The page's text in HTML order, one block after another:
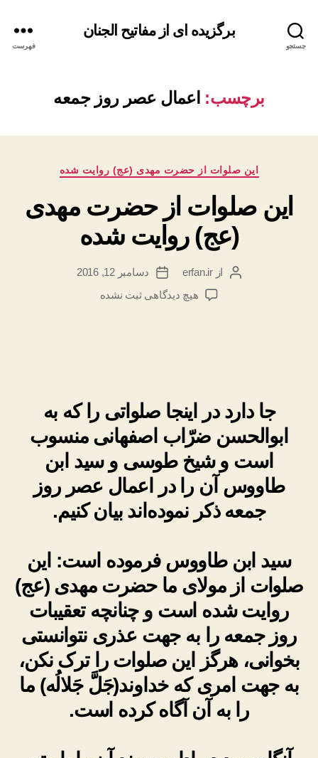
جستجو
برگزیده ای از مفاتیح الجنان
فهرست
برچسب: اعمال عصر روز جمعه
دسته‌ها
این صلوات از حضرت مهدی (عج) روایت شده
این صلوات از حضرت مهدی
(عج) روایت شده
نویسنده
نوشته
ازerfan.ir
تاریخ
نوشته
دسامبر 12, 2016
هیچ دیدگاهیبرای
روایت
شده
ثبت نشده
جا دارد در اینجا صلواتی را که به
ابوالحسن ضرّاب اصفهانی منسوب
است و شیخ طوسی و سید ابن
طاووس آن را در اعمال عصر روز
جمعه ذکر نموده‌اند بیان کنیم.
سید ابن طاووس فرموده است: این
صلوات از مولای ما حضرت مهدی (عج)
روایت شده است و چنانچه تعقیبات
روز جمعه را به جهت عذری نتوانستی
بخوانی، هرگز این صلوات را ترک نکن،
به جهت امری که خداوند(جَلَّ جَلالُه) ما
را به آن آگاه کرده است.